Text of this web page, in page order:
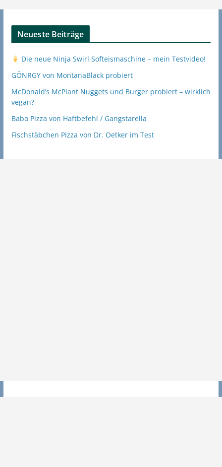
Neueste Beiträge
Die neue Ninja Swirl Softeismaschine – mein Testvideo!
GÖNRGY von MontanaBlack probiert
McDonald’s McPlant Nuggets und Burger probiert – wirklich
vegan?
Babo Pizza von Haftbefehl / Gangstarella
Fischstäbchen Pizza von Dr. Oetker im Test